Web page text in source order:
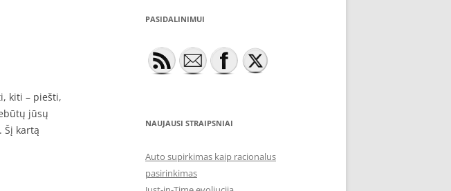
kiti – piešti,
jūsų
Šį kartą
PASIDALINIMUI
NAUJAUSI STRAIPSNIAI
Auto supirkimas kaip racionalus
pasirinkimas